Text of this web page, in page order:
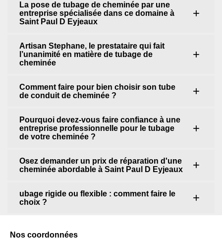
La pose de tubage de cheminée par une
entreprise spécialisée dans ce domaine à
Saint Paul D Eyjeaux
Artisan Stephane, le prestataire qui fait
l’unanimité en matière de tubage de
cheminée
Comment faire pour bien choisir son tube
de conduit de cheminée ?
Pourquoi devez-vous faire confiance à une
entreprise professionnelle pour le tubage
de votre cheminée ?
Osez demander un prix de réparation d'une
cheminée abordable à Saint Paul D Eyjeaux
ubage rigide ou flexible : comment faire le
choix ?
Nos coordonnées